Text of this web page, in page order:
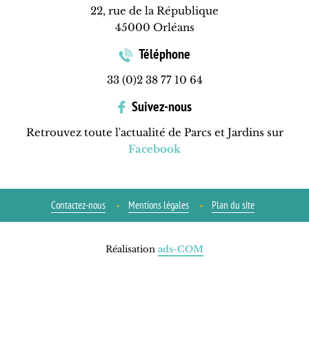
22, rue de la République
45000 Orléans
Téléphone
33 (0)2 38 77 10 64
Suivez-nous
Retrouvez toute l'actualité de Parcs et Jardins sur
Facebook
Contactez-nous Mentions légales Plan du site
Réalisation ads-COM